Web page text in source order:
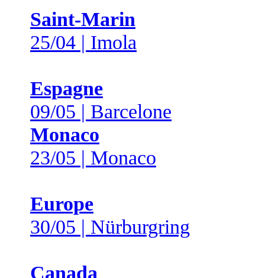
Saint-Marin
25/04 | Imola
Espagne
09/05 | Barcelone
Monaco
23/05 | Monaco
Europe
30/05 | Nürburgring
Canada